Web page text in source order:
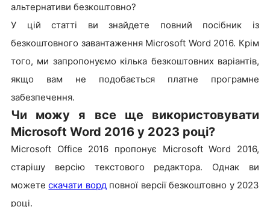
альтернативи безкоштовно?
У цій статті ви знайдете повний посібник із
безкоштовного завантаження Microsoft Word 2016. Крім
того, ми запропонуємо кілька безкоштовних варіантів,
якщо вам не подобається платне програмне
забезпечення.
Чи можу я все ще використовувати
Microsoft Word 2016 у 2023 році?
Microsoft Office 2016 пропонує Microsoft Word 2016,
старішу версію текстового редактора. Однак ви
можетескачати вордповної версiїбезкоштовно у 2023
році.